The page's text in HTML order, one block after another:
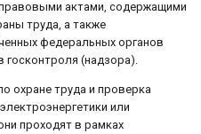
актами, содержащими
труда, а также
федеральных органов
госконтроля (надзора).
охране труда и проверка
или
проходят в рамках